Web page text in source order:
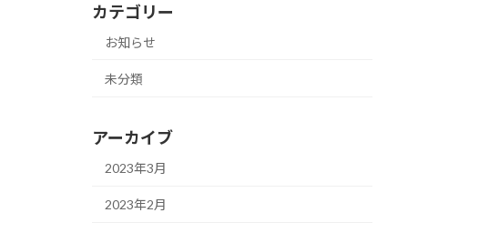
カテゴリー
お知らせ
未分類
アーカイブ
2023年3月
2023年2月